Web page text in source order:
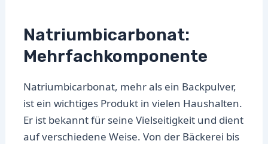
Natriumbicarbonat:
Mehrfachkomponente
Natriumbicarbonat, mehr als ein Backpulver,
ist ein wichtiges Produkt in vielen Haushalten.
Er ist bekannt für seine Vielseitigkeit und dient
auf verschiedene Weise. Von der Bäckerei bis